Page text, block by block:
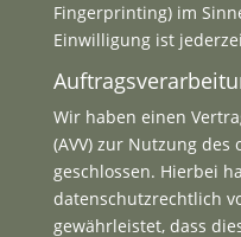
Fingerprinting) im
Einwilligung ist
Wir haben einen
(AVV) zur Nutzung
geschlossen. Hierbei
datenschutzrechtlich
gewährleistet, dass